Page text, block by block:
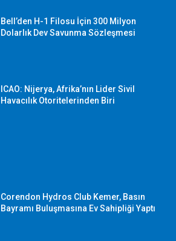
Bell’den H-1 Filosu İçin 300 Milyon
Dolarlık Dev Savunma Sözleşmesi
ICAO: Nijerya, Afrika’nın Lider Sivil
Havacılık Otoritelerinden Biri
Corendon Hydros Club Kemer, Basın
Bayramı Buluşmasına Ev Sahipliği Yaptı